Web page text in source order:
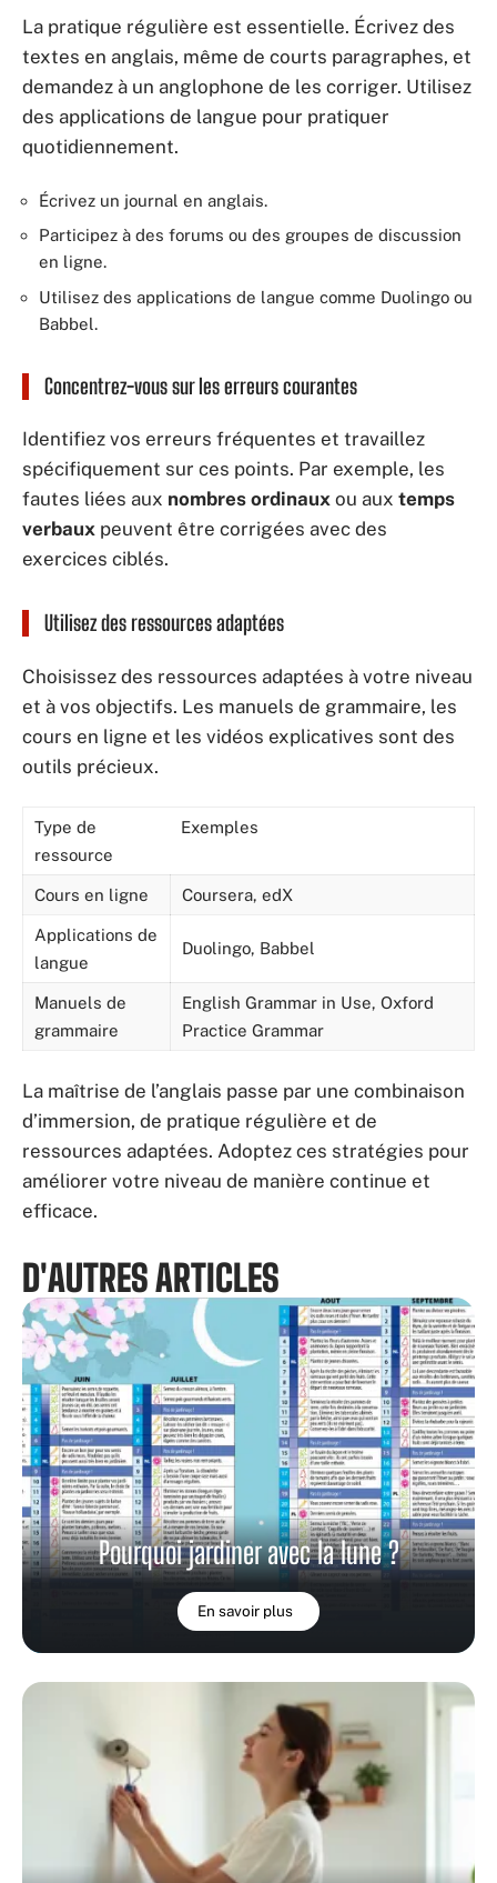
La pratique régulière est essentielle. Écrivez des
textes en anglais, même de courts paragraphes, et
demandez à un anglophone de les corriger. Utilisez
des applications de langue pour pratiquer
quotidiennement.
Écrivez un journal en anglais.
Participez à des forums ou des groupes de discussion
en ligne.
Utilisez des applications de langue comme Duolingo ou
Babbel.
Concentrez-vous sur les erreurs courantes
Identifiez vos erreurs fréquentes et travaillez
spécifiquement sur ces points. Par exemple, les
fautes liées aux nombres ordinaux ou aux temps
verbaux peuvent être corrigées avec des
exercices ciblés.
Utilisez des ressources adaptées
Choisissez des ressources adaptées à votre niveau
et à vos objectifs. Les manuels de grammaire, les
cours en ligne et les vidéos explicatives sont des
outils précieux.
Type de
ressource
Exemples
Cours en ligne Coursera, edX
Applications de
langue
Duolingo, Babbel
Manuels de
grammaire
English Grammar in Use, Oxford
Practice Grammar
La maîtrise de l’anglais passe par une combinaison
d’immersion, de pratique régulière et de
ressources adaptées. Adoptez ces stratégies pour
améliorer votre niveau de manière continue et
efficace.
D'AUTRES ARTICLES
Pourquoi jardiner avec la lune ?
En savoir plus